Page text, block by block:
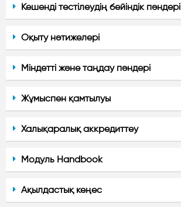
Кешенді тестілеудің бейіндік пәндері
Оқыту нәтижелері
Міндетті және таңдау пәндері
Жұмыспен қамтылуы
Халықаралық аккредиттеу
Модуль Handbook
Ақылдастық кеңес